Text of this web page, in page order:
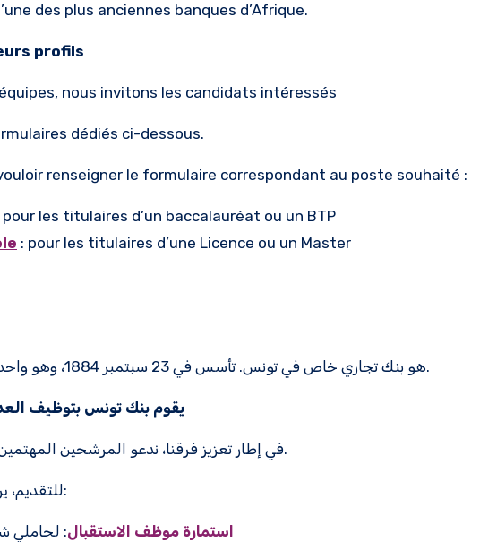
des plus anciennes banques d’Afrique.
profils
nous invitons les candidats intéressés
dédiés ci-dessous.
renseigner le formulaire correspondant au poste souhaité :
pour les titulaires d’un baccalauréat ou un BTP
: pour les titulaires d’une Licence ou un Master
بنك تونس أو BT هو بنك تجاري خاص في تونس.تأسس في 23 سبتمبر 1884، وهو واحد من أقدم البنوك في أفريقيا.
يقوم بنك تونس بتوظيف
في إطار تعزيز فرقنا، ندعو المرشحين المهتمين لتقديم طلباتهم عبر النماذج المخصصة أدناه.
للتقديم، يرجى ملء النموذج المقابل للوظيفة المطلوبة:
استمارة موظف الاستقبال: لحاملي